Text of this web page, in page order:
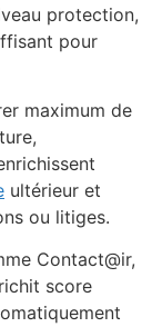
protection,
pour
maximum de
ultérieur et
ou litiges.
Contact@ir,
score